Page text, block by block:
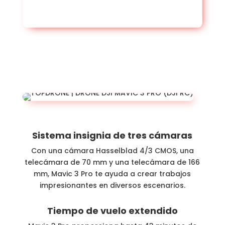
Sistema insignia de tres cámaras
Con una cámara Hasselblad 4/3 CMOS, una
telecámara de 70 mm y una telecámara de 166
mm, Mavic 3 Pro te ayuda a crear trabajos
impresionantes en diversos escenarios.
Tiempo de vuelo extendido